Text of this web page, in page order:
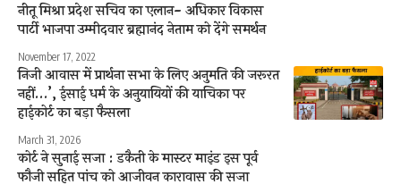
नीतू मिश्रा प्रदेश सचिव का एलान- अधिकार विकास
पार्टी भाजपा उम्मीदवार ब्रह्मानंद नेताम को देंगे समर्थन
November 17, 2022
निजी आवास में प्रार्थना सभा के लिए अनुमति की जरूरत
नहीं…’, ईसाई धर्म के अनुयायियों की याचिका पर
हाईकोर्ट का बड़ा फैसला
March 31, 2026
कोर्ट ने सुनाई सजा : डकैती के मास्टर माइंड इस पूर्व
फौजी सहित पांच को आजीवन कारावास की सजा